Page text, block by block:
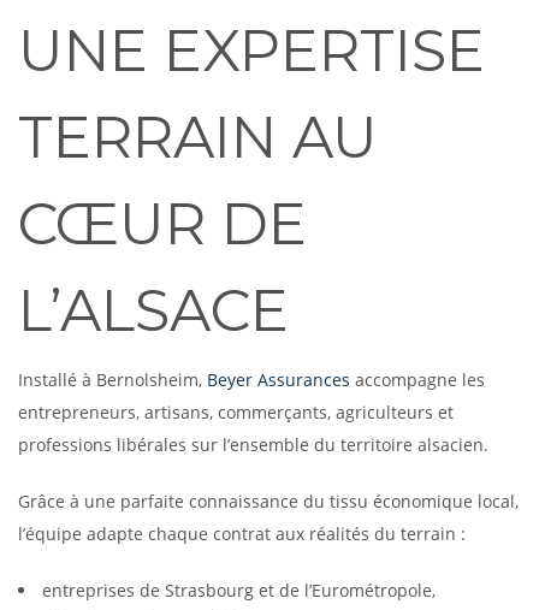
UNE EXPERTISE
TERRAIN AU
CŒUR DE
L’ALSACE
Installé à Bernolsheim, Beyer Assurances accompagne les
entrepreneurs, artisans, commerçants, agriculteurs et
professions libérales sur l’ensemble du territoire alsacien.
Grâce à une parfaite connaissance du tissu économique local,
l’équipe adapte chaque contrat aux réalités du terrain :
entreprises de Strasbourg et de l’Eurométropole,